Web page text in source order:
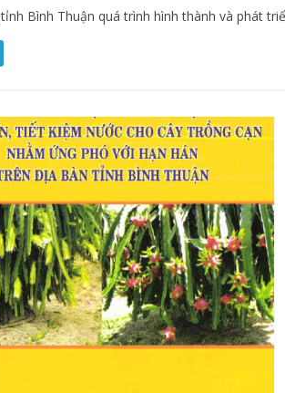
Bình Thuận quá trình hình thành và phát